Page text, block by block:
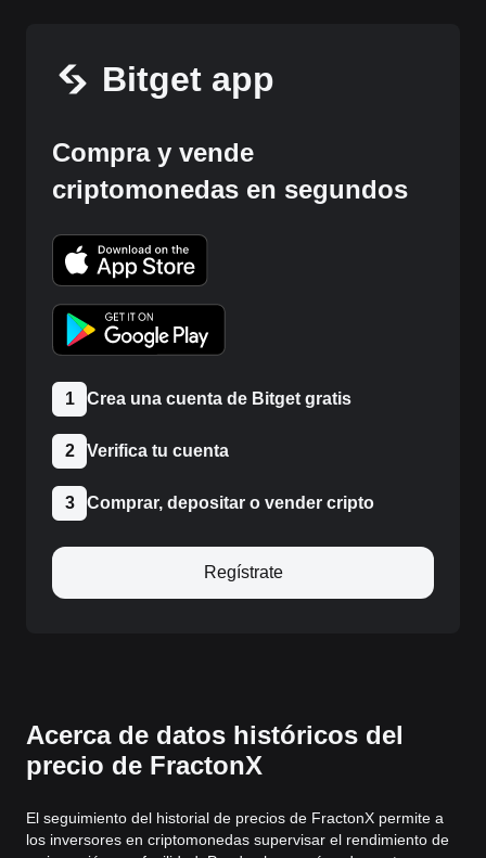
Bitget app
Compra y vende
criptomonedas en segundos
1 Crea una cuenta de Bitget gratis
2 Verifica tu cuenta
3 Comprar, depositar o vender cripto
Regístrate
Acerca de datos históricos del
precio de FractonX
El seguimiento del historial de precios de FractonX permite a
los inversores en criptomonedas supervisar el rendimiento de